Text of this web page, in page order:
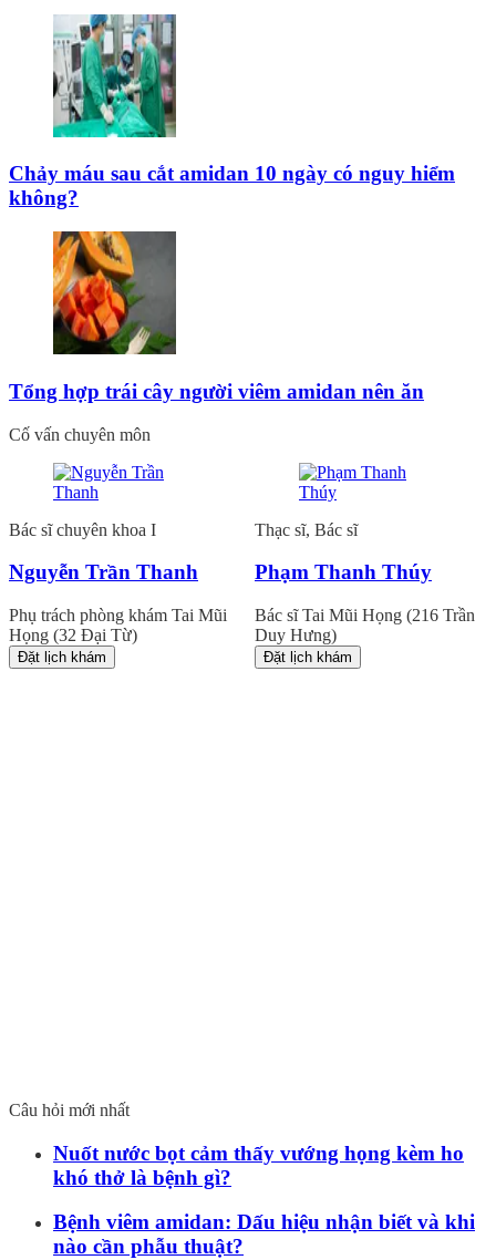
Chảy máu sau cắt amidan 10 ngày có nguy hiểm
không?
Tổng hợp trái cây người viêm amidan nên ăn
Cố vấn chuyên môn
Bác sĩ chuyên khoa I
Nguyễn Trần Thanh
Phụ trách phòng khám Tai Mũi
Họng (32 Đại Từ)
Đặt lịch khám
Thạc sĩ, Bác sĩ
Phạm Thanh Thúy
Bác sĩ Tai Mũi Họng (216 Trần
Duy Hưng)
Đặt lịch khám
Câu hỏi mới nhất
Nuốt nước bọt cảm thấy vướng họng kèm ho
khó thở là bệnh gì?
Bệnh viêm amidan: Dấu hiệu nhận biết và khi
nào cần phẫu thuật?